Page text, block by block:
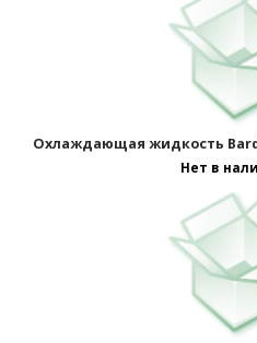
Охлаждающая жидкость
Нет в